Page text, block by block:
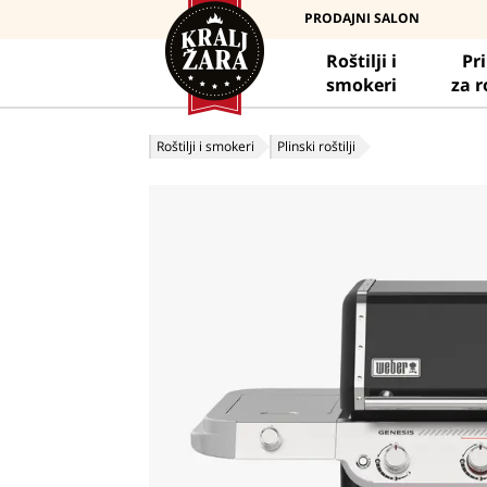
PRODAJNI SALON
Roštilji i
smokeri
za
Roštilji i smokeri Plinski roštilji